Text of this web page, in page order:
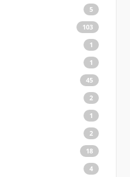
5
103
1
1
45
2
1
2
18
4